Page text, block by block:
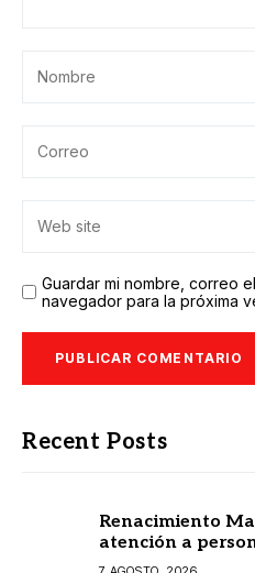
Guardar mi nombre, correo
navegador para la próxima
Recent Posts
Renacimiento
atención a